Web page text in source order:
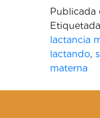
Publicada
lactancia
lactando,
materna